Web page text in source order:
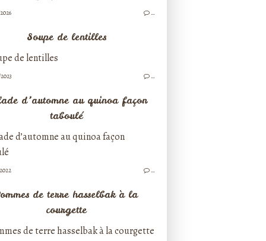
…
Soupe de lentilles
…
d’automne au quinoa façon
taboulé
…
de terre hasselbak à la
courgette